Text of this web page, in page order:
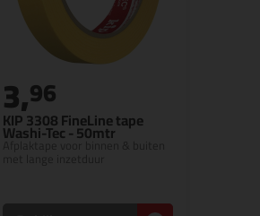
KIP 3308 FineLine tape
Washi-Tec - 50mtr
Afplaktape voor binnen & buiten
3,96